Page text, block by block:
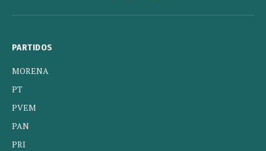
(Twitter)
PARTIDOS
MORENA
PT
PVEM
PAN
PRI